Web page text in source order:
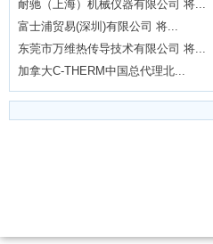
耐驰（上海）机械仪器有限公司 将...
富士浦贸易(深圳)有限公司 将...
东莞市万维热传导技术有限公司 将...
加拿大C-THERM中国总代理北...
博寒展览（上海）有